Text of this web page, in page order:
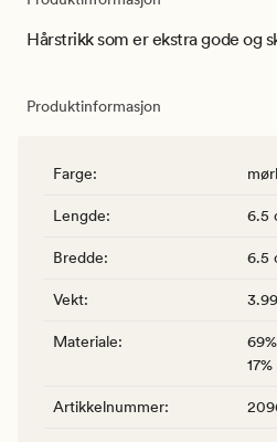
Hårstrikk som er ekstra gode og
Produktinformasjon
Farge:
Lengde: 6.5
Bredde: 6.5
Vekt:
Materiale:
Artikkelnummer: